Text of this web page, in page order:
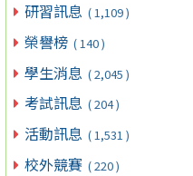
研習訊息 ( 1,109 )
榮譽榜 ( 140 )
學生消息 ( 2,045 )
考試訊息 ( 204 )
活動訊息 ( 1,531 )
校外競賽 ( 220 )